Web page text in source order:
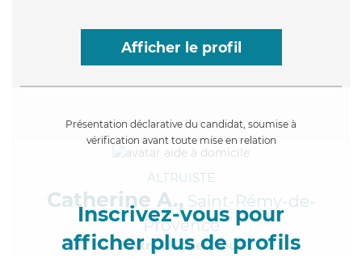
Afficher le profil
Présentation déclarative du candidat, soumise à
vérification avant toute mise en relation
Inscrivez-vous pour
afficher plus de profils
ALTRUISTE
Catherine A., Saint-Rémy-de-
Provence
à 5km de chez Vous